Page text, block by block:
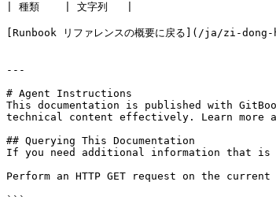
| 種類    | 文字列   |
[Runbook リファレンスの概要に戻る](/ja/zi-
---
# Agent Instructions
This documentation is published with
technical content effectively. Learn more
## Querying This Documentation
If you need additional information that is
Perform an HTTP GET request on the
```